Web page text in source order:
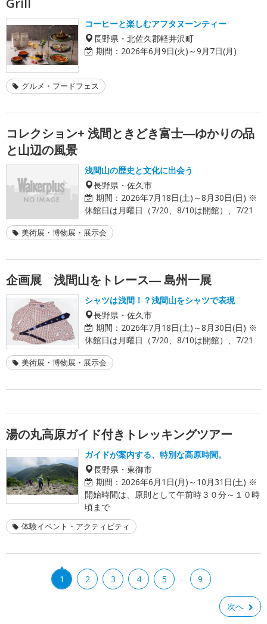
コーヒーと楽しむアフタヌーンティー
長野県・北佐久郡軽井沢町
期間： 2026年6月9日(火)～9月7日(月)
グルメ・フードフェス
コレクション+ 浅間ときどき富士―ゆかりの品
と山辺の風景
浅間山の歴史と文化に出会う
長野県・佐久市
期間： 2026年7月18日(土)～8月30日(日) ※
休館日は月曜日（7/20、8/10は開館）、7/21
美術展・博物展・展示会
企画展 浅間山をトレース― 島州一展
シャツは浅間！？浅間山をシャツで表現
長野県・佐久市
期間： 2026年7月18日(土)～8月30日(日) ※
休館日は月曜日（7/20、8/10は開館）、7/21
美術展・博物展・展示会
湯の丸高原ガイド付きトレッキングツアー
ガイドが案内する、特別な高原時間。
長野県・東御市
期間： 2026年6月1日(月)～10月31日(土) ※
開始時間は、原則として午前時３０分～１０時
頃まで
体験イベント・アクティビティ
1 2 3 4 5 … 9
次へ